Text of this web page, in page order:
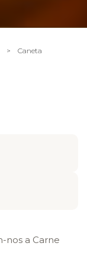
> Caneta
nos a Carne